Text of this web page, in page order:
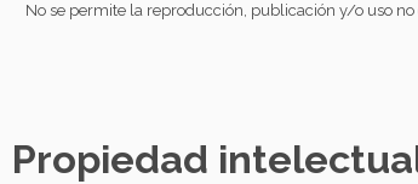
No se permite la reproducción, publicación y/o uso
Propiedad